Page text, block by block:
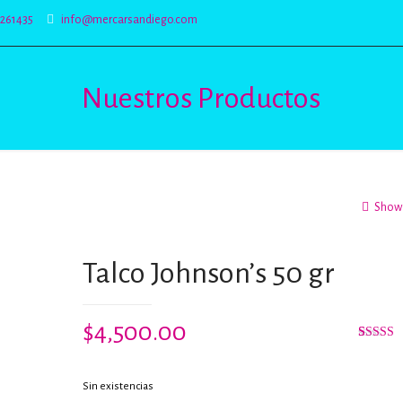
info@mercarsandiego.com
Nuestros Productos
Show
Talco Johnson’s 50 gr
$4,500.00
Sin existencias